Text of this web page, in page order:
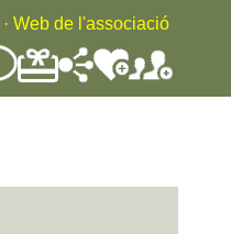
· Web de l'associació